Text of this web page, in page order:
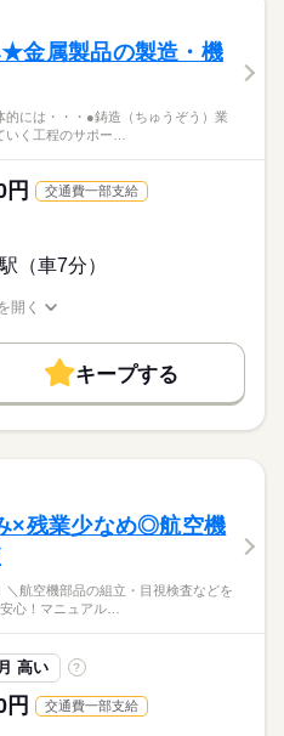
ク自転車
車OK
要 電話なし
にぎやか
！カンタン機械操作＆箱詰め
。土日休み＆長期休暇あり◎
備）。正社員登用実績ありで
代活躍 30代活躍
40代活躍
員登用
ク自転車
要 電話なし
せ♪
移す！
心！
めてOK◎
で
方も活躍中♪
ので、
続きを読む
にて
）
続きを読む
以上
続きを読む
する
金属製品の製造・機
的には・・・●鋳造（ちゅうぞう）業
いく工程のサポー…
交通費一部支給
（車7分）
みんなで
にぎやか
＞専門知識もないし不安…そ
ます！学歴や過去の経験、特
活躍中のスタッフも、実はほ
す◎
ていく
す。
ませんが、
続きを読む
て不問！
開く
キープする
×残業少なめ◎航空機
航空機部品の組立・目視検査などを
心！マニュアル…
高い ?
交通費一部支給